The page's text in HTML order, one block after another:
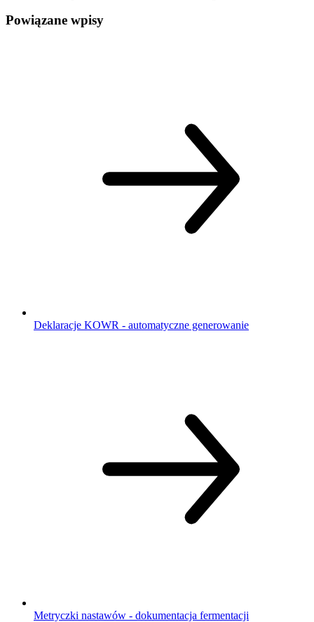
Powiązane wpisy
Deklaracje KOWR - automatyczne generowanie
Metryczki nastawów - dokumentacja fermentacji